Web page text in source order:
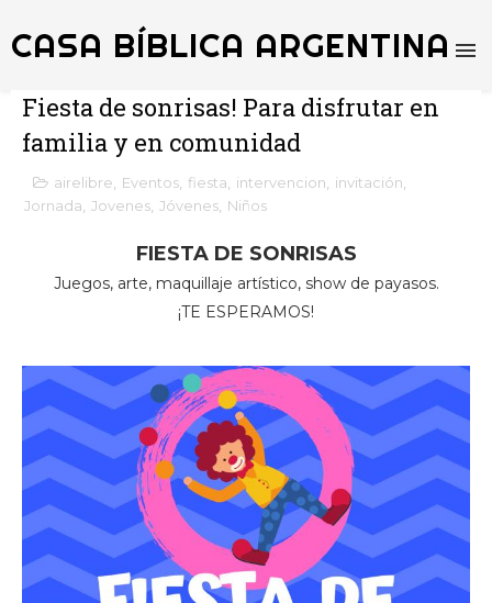
CASA BÍBLICA ARGENTINA
Fiesta de sonrisas! Para disfrutar en
familia y en comunidad
airelibre Eventos fiesta intervencion invitación
Jornada Jovenes Jóvenes Niños
FIESTA DE SONRISAS
Juegos, arte, maquillaje artístico, show de payasos.
¡TE ESPERAMOS!